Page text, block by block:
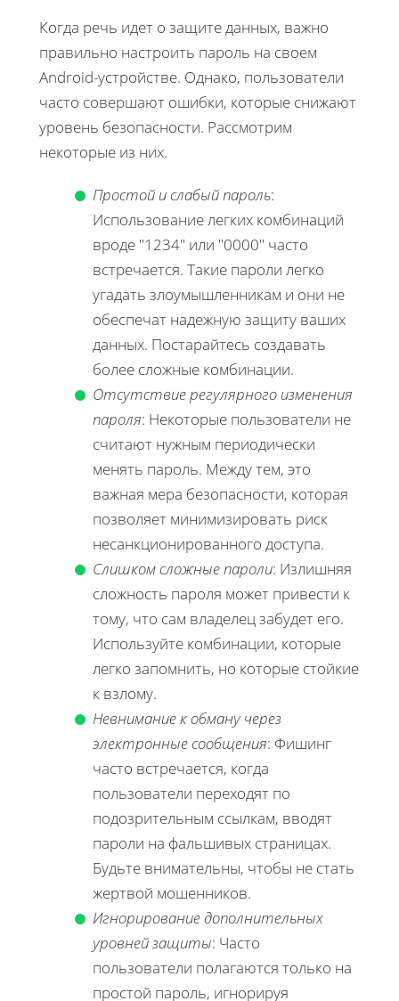
Когда речь идет о защите данных, важно
правильно настроить пароль на своем
Android-устройстве. Однако, пользователи
часто совершают ошибки, которые снижают
уровень безопасности. Рассмотрим
некоторые из них.
Простой и слабый пароль:
Использование легких комбинаций
вроде "1234" или "0000" часто
встречается. Такие пароли легко
угадать злоумышленникам и они не
обеспечат надежную защиту ваших
данных. Постарайтесь создавать
более сложные комбинации.
Отсутствие регулярного изменения
пароля: Некоторые пользователи не
считают нужным периодически
менять пароль. Между тем, это
важная мера безопасности, которая
позволяет минимизировать риск
несанкционированного доступа.
Слишком сложные пароли: Излишняя
сложность пароля может привести к
тому, что сам владелец забудет его.
Используйте комбинации, которые
легко запомнить, но которые стойкие
к взлому.
Невнимание к обману через
электронные сообщения: Фишинг
часто встречается, когда
пользователи переходят по
подозрительным ссылкам, вводят
пароли на фальшивых страницах.
Будьте внимательны, чтобы не стать
жертвой мошенников.
Игнорирование дополнительных
уровней защиты: Часто
пользователи полагаются только на
простой пароль, игнорируя